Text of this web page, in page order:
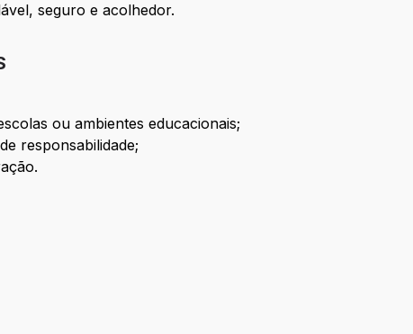
seguro e acolhedor.
ou ambientes educacionais;
responsabilidade;